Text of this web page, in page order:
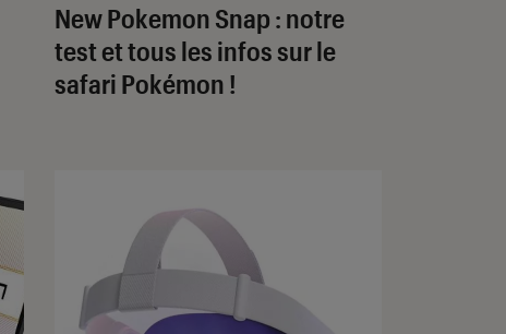
New Pokemon Snap : notre
test et tous les infos sur le
safari Pokémon !